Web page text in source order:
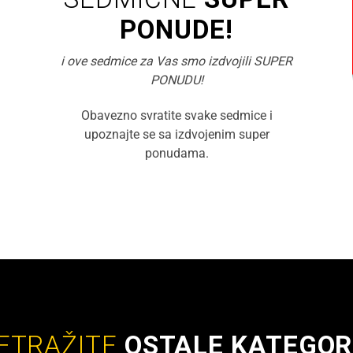
PONUDE!
i ove sedmice za Vas smo izdvojili SUPER
PONUDU!
Obavezno svratite svake sedmice i
upoznajte se sa izdvojenim super
ponudama.
OSTALE